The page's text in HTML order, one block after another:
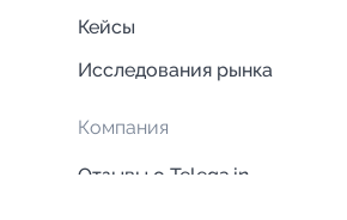
Кейсы
Исследования рынка
Компания
Отзывы о Telega.in